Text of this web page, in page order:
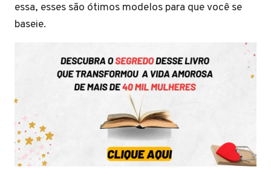
essa, esses são ótimos modelos para que você se
baseie.